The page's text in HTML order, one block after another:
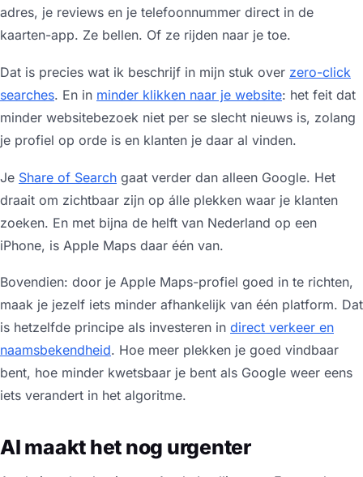
adres, je reviews en je telefoonnummer direct in de
kaarten-app. Ze bellen. Of ze rijden naar je toe.
Dat is precies wat ik beschrijf in mijn stuk over zero-click
searches. En in minder klikken naar je website: het feit dat
minder websitebezoek niet per se slecht nieuws is, zolang
je profiel op orde is en klanten je daar al vinden.
Je Share of Search gaat verder dan alleen Google. Het
draait om zichtbaar zijn op álle plekken waar je klanten
zoeken. En met bijna de helft van Nederland op een
iPhone, is Apple Maps daar één van.
Bovendien: door je Apple Maps-profiel goed in te richten,
maak je jezelf iets minder afhankelijk van één platform. Dat
is hetzelfde principe als investeren in direct verkeer en
naamsbekendheid. Hoe meer plekken je goed vindbaar
bent, hoe minder kwetsbaar je bent als Google weer eens
iets verandert in het algoritme.
AI maakt het nog urgenter